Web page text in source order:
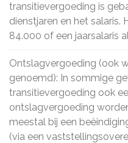
transitievergoeding is
dienstjaren en het
84.000 of een jaarsalaris
Ontslagvergoeding (ook
genoemd): In sommige
transitievergoeding ook
ontslagvergoeding
meestal bij een
(via een